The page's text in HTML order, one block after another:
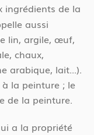
ingrédients de la
aussi
lin, argile, œuf,
chaux,
arabique, lait...).
la peinture ; le
de la peinture.
a la propriété